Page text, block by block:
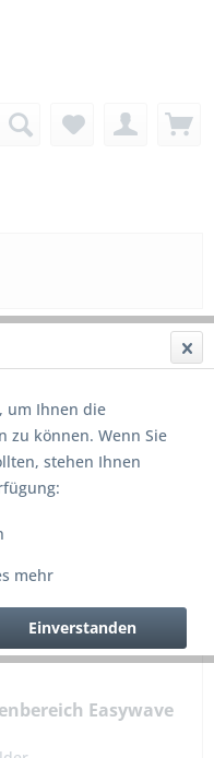
Easywave
um Ihnen die
zu können. Wenn Sie
stehen Ihnen
mehr
Einverstanden